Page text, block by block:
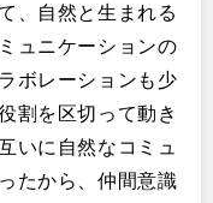
、自然と生まれる
ュニケーションの
ボレーションも少
割を区切って動き
いに自然なコミュ
たから、仲間意識